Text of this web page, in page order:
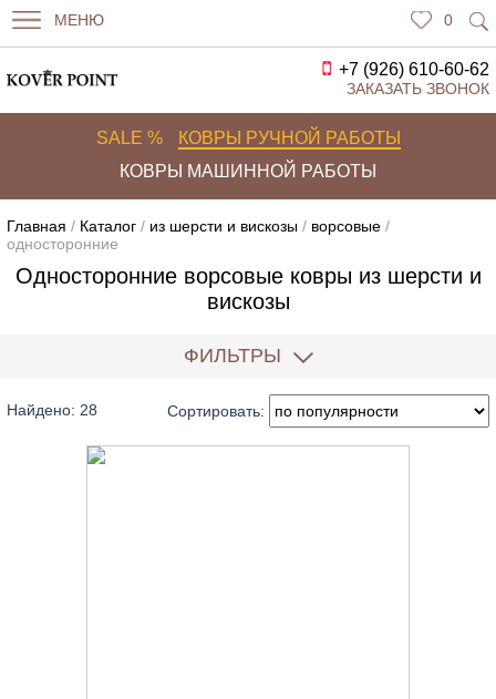
МЕНЮ 0
+7 (926) 610-60-62
ЗАКАЗАТЬ ЗВОНОК
SALE %
КОВРЫ РУЧНОЙ РАБОТЫ
КОВРЫ МАШИННОЙ РАБОТЫ
Главная / Каталог/ из шерсти и вискозы/ ворсовые/
односторонние
Односторонние ворсовые ковры из шерсти и
вискозы
ФИЛЬТРЫ
Найдено: 28 Сортировать: